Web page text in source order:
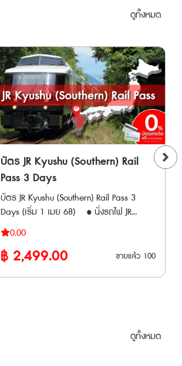
• รถไฟ JR East (Local / Rapid) ทุกสายใน
พื้นที่ที่กำหนด รวมถึงรถไฟสาย Yamanote
JR ภายในพื้นที่ที่กำหนด (ยกเว้นรถบัส
ทางด่วนและรถประจำทางบางส่วน) Maps
🚄 สายรถไฟเอกชน (ใช้ได้ทั้งสาย) - Tokyo
Monorail (Tokyo Panorama Line) -
Aoimori Railway - Iwate Galaxy Railway
(IGR) - Sendai Airport Transit - Sanriku
Railway - Hokuetsu Express 🚄 สาย
รถไฟเอกชน (ใช้ได้เฉพาะช่วง) - Echigo
Tokimeki Railway: ช่วงระหว่างสถานี
Naoetsu – Arai - Tobu Railway: รถไฟ
ธรรมดาและรถเร็ว ช่วงระหว่างสถานี Shimo-
imaichi – Tobu-nikko และ Kinugawa-onsen
Tokyo Subway Ticket Tokyo
Subway Ticket บัตรโดยสารรถไฟใต้ดิน
โตเกียวแบบไม่จำกัดรอบ เดินทางทั่วโตเกียว
สุดคุ้ม สามารถเดินทางโดยรถไฟใต้ดินสาย
Tokyo Metro ทั้ง 9 สาย รวมถึง Toei
รถไฟใต้ดินที่ให้บริการภายในโตเกียวมี 2
สาย • ใช้นั่งรถไฟ Haruka จากสนามบิน
จัดส่งทาง EMS ภายใน 3 วันทำการ** ต้อง
นำเวาเชอร์ ไปแลกพาสตัวจริงที่ญี่ปุ่น ภายใน
90 วันหลังจากวันที่ซื้อ ** ตั๋วจะจัดส่งเฉพาะ
วันทำการ (ไม่รวมวันหยุดนักขัตฤกษ์ วันศุกร์
และวันเสาร์-อาทิตย์)
ดูทั้งหมด
บัตร JR Kyushu (Southern) Rail
Pass 3 Days
บัตร JR Kyushu (Southern) Rail Pass 3
Days (เริ่ม 1 เมย 68) • นั่งรถไฟ JR
Kyushu ทุกประเภท รวมถึงชินคันเซ็นในแถบ
คิวชูตอนใต้ได้ไม่จำกัดรอบ ตลอดระยะเวลา 3
วัน ติดต่อกัน • เมืองท่องเที่ยวที่สามารถเดิน
0.00
฿ 2,499.00 ขายแล้ว 100
ดูทั้งหมด